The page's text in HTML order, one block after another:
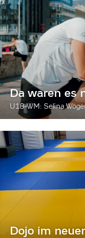
Da waren es
U18-WM: Selina
Dojo im